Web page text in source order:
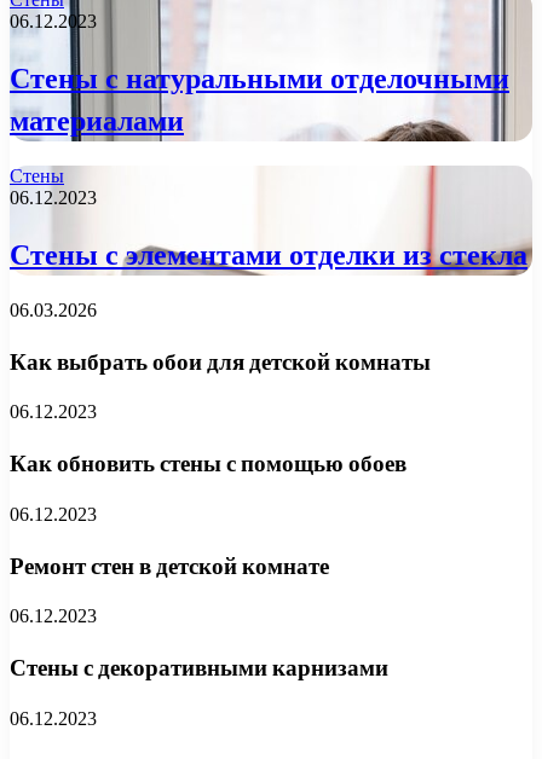
06.12.2023
Стены с натуральными отделочными
материалами
Стены
06.12.2023
Стены с элементами отделки из стекла
06.03.2026
Как выбрать обои для детской комнаты
06.12.2023
Как обновить стены с помощью обоев
06.12.2023
Ремонт стен в детской комнате
06.12.2023
Стены с декоративными карнизами
06.12.2023